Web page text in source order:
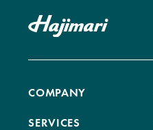
COMPANY
SERVICES